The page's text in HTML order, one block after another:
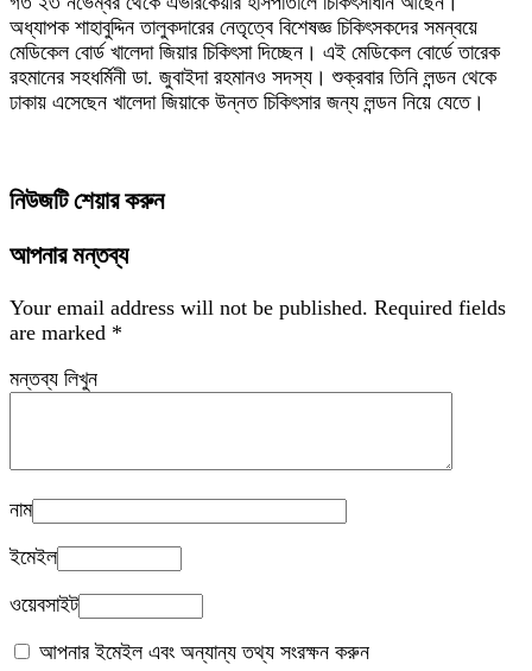
অধ্যাপক শাহাবুদ্দিন তালুকদারের নেতৃত্বে বিশেষজ্ঞ চিকিৎসকদের সমন্বয়ে
মেডিকেল বোর্ড খালেদা জিয়ার চিকিৎসা দিচ্ছেন। এই মেডিকেল বোর্ডে তারেক
রহমানের সহধর্মিনী ডা. জুবাইদা রহমানও সদস্য। শুক্রবার তিনি লন্ডন থেকে
ঢাকায় এসেছেন খালেদা জিয়াকে উন্নত চিকিৎসার জন্য লন্ডন নিয়ে যেতে।
নিউজটি শেয়ার করুন
আপনার মন্তব্য
Your email address will not be published. Required fields
are marked *
মন্তব্য লিখুন
নাম
ইমেইল
ওয়েবসাইট
আপনার ইমেইল এবং অন্যান্য তথ্য সংরক্ষন করুন